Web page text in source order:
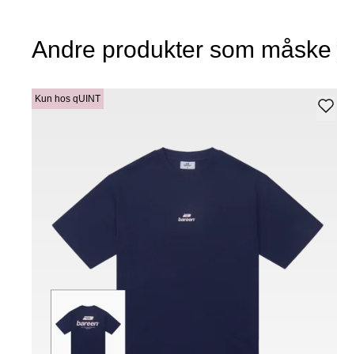
Andre produkter som
Kun hos qUINT